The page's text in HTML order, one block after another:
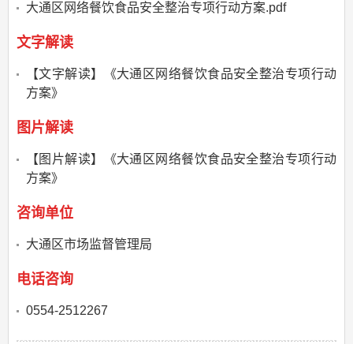
大通区网络餐饮食品安全整治专项行动方案.pdf
文字解读
【文字解读】《大通区网络餐饮食品安全整治专项行动
方案》
图片解读
【图片解读】《大通区网络餐饮食品安全整治专项行动
方案》
咨询单位
大通区市场监督管理局
电话咨询
0554-2512267